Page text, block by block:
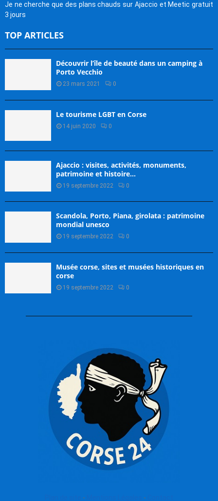
Je ne cherche que des plans chauds sur Ajaccio et Meetic gratuit
3 jours
TOP ARTICLES
Découvrir l’île de beauté dans un camping à
Porto Vecchio
23 mars 2021 0
Le tourisme LGBT en Corse
14 juin 2020 0
Ajaccio : visites, activités, monuments,
patrimoine et histoire…
19 septembre 2022 0
Scandola, Porto, Piana, girolata : patrimoine
mondial unesco
19 septembre 2022 0
Musée corse, sites et musées historiques en
corse
19 septembre 2022 0
- -